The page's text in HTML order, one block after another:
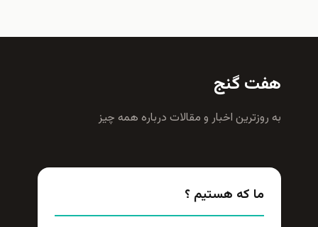
هفت گنج
به روزترين اخبار و مقالات درباره همه چيز
ما که هستیم ؟